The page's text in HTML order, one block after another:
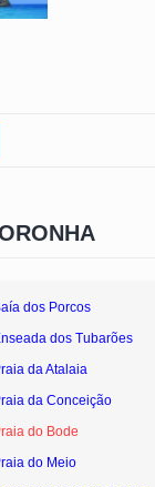
dos Porcos
dos Tubarões
da Atalaia
da Conceição
do Bode
do Meio